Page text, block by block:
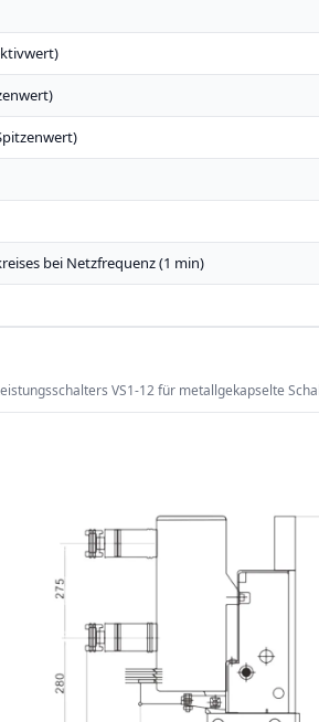
bei Netzfrequenz (1 min)
VS1-12 für metallgekapselte